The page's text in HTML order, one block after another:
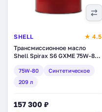
SHELL
★ 4.5
Трансмиссионное масло
Shell Spirax S6 GXME 75W-80,
(550027939)
75W-80
Синтетическое
209 л
157 300 ₽